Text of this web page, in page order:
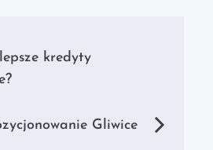
kredyty
Gliwice